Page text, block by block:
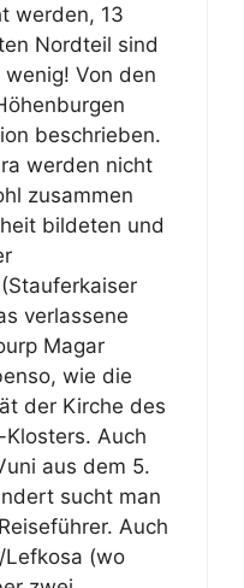
werden, 13
Nordteil sind
Von den
beschrieben.
werden nicht
zusammen
bildeten und
verlassene
Magar
wie die
der Kirche des
Auch
aus dem 5.
sucht man
Auch
(wo